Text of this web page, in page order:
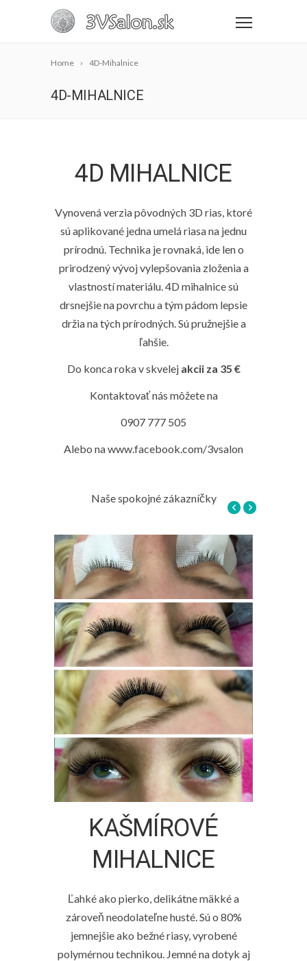
Home 4D-Mihalnice
4D-MIHALNICE
4D MIHALNICE
Vynovená verzia pôvodných 3D rias, ktoré
sú aplikované jedna umelá riasa na jednu
prírodnú. Technika je rovnaká, ide len o
prirodzený vývoj vylepšovania zloženia a
vlastností materiálu. 4D mihalnice sú
drsnejšie na povrchu a tým pádom lepsie
držia na tých prírodných. Sú pružnejšie a
ľahšie.
Do konca roka v skvelej akcii za 35 €
Kontaktovať nás môžete na
0907 777 505
Alebo na www.facebook.com/3vsalon
Naše spokojné zákazníčky
KAŠMÍROVÉ
MIHALNICE
Ľahké ako pierko, delikátne mäkké a
zároveň neodolateľne husté. Sú o 80%
jemnejšie ako bežné riasy, vyrobené
polymérnou technikou. Jemné na dotyk aj